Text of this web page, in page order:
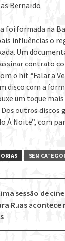
Bernardo
foi formada na
influências o
Um
contrato
o hit “Falar a
disco com a
um toque
outros discos
À Noite”, com
SEM
sessão de
Ruas acontece